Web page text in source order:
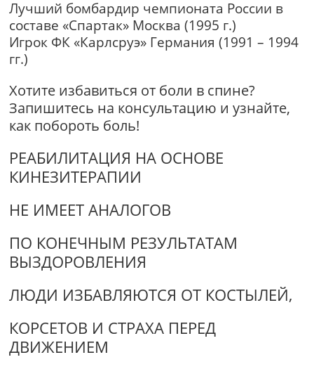
Лучший бомбардир чемпионата России в
составе «Спартак» Москва (1995 г.)
Игрок ФК «Карлсруэ» Германия (1991 – 1994
гг.)
Хотите избавиться от боли в спине?
Запишитесь на консультацию и узнайте,
как побороть боль!
РЕАБИЛИТАЦИЯ НА ОСНОВЕ
КИНЕЗИТЕРАПИИ
НЕ ИМЕЕТ АНАЛОГОВ
ПО КОНЕЧНЫМ РЕЗУЛЬТАТАМ
ВЫЗДОРОВЛЕНИЯ
ЛЮДИ ИЗБАВЛЯЮТСЯ ОТ КОСТЫЛЕЙ,
КОРСЕТОВ И СТРАХА ПЕРЕД
ДВИЖЕНИЕМ